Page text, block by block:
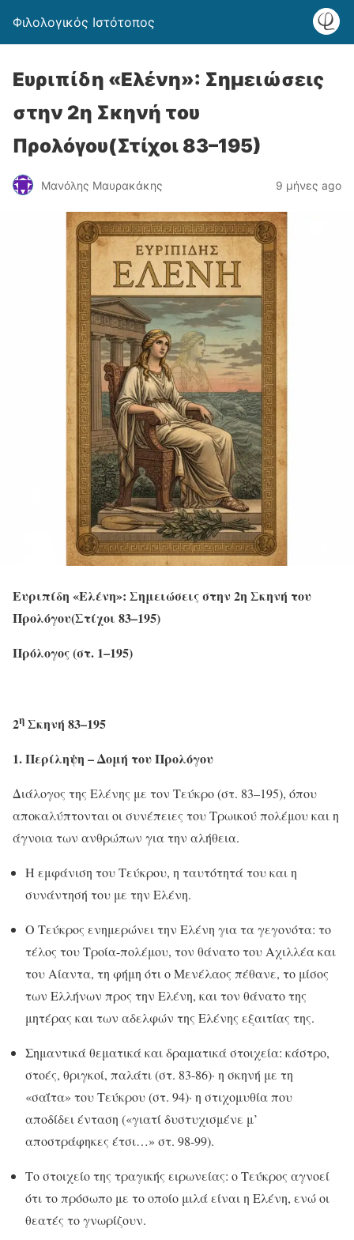
Φιλολογικός Ιστότοπος
Ευριπίδη «Ελένη»: Σημειώσεις
στην 2η Σκηνή του
Προλόγου(Στίχοι 83–195)
Μανόλης Μαυρακάκης 9 μήνες ago
Ευριπίδη «Ελένη»: Σημειώσεις στην 2η Σκηνή του
Προλόγου(Στίχοι 83–195)
Πρόλογος (στ. 1–195)
2η Σκηνή 83–195
1. Περίληψη – Δομή του Προλόγου
Διάλογος της Ελένης με τον Τεύκρο (στ. 83–195), όπου
αποκαλύπτονται οι συνέπειες του Τρωικού πολέμου και η
άγνοια των ανθρώπων για την αλήθεια.
Η εμφάνιση του Τεύκρου, η ταυτότητά του και η
συνάντησή του με την Ελένη.
Ο Τεύκρος ενημερώνει την Ελένη για τα γεγονότα: το
τέλος του ‎Τροία-πολέμου, τον θάνατο του ‎Αχιλλέα και
του ‎Αίαντα, τη φήμη ότι ο ‎Μενέλαος πέθανε, το μίσος
των Ελλήνων προς την Ελένη, και τον θάνατο της
μητέρας και των αδελφών της Ελένης εξαιτίας της.
Σημαντικά θεματικά και δραματικά στοιχεία: κάστρο,
στοές, θριγκοί, παλάτι (στ. 83-86)· η σκηνή με τη
«σαΐτα» του Τεύκρου (στ. 94)· η στιχομυθία που
αποδίδει ένταση («γιατί δυστυχισμένε μ’
αποστράφηκες έτσι…» στ. 98-99).
Το στοιχείο της τραγικής ειρωνείας: ο Τεύκρος αγνοεί
ότι το πρόσωπο με το οποίο μιλά είναι η Ελένη, ενώ οι
θεατές το γνωρίζουν.